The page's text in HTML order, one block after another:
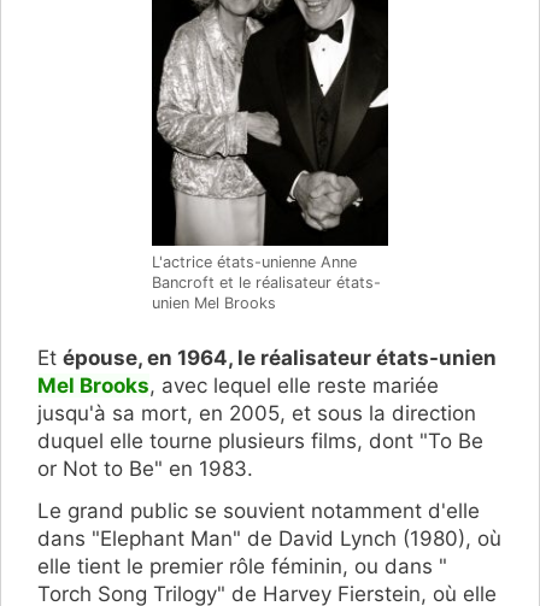
L'actrice états-unienne Anne
Bancroft et le réalisateur états-
unien Mel Brooks
Et épouse, en 1964, le réalisateur états-unien
Mel Brooks, avec lequel elle reste mariée
jusqu'à sa mort, en 2005, et sous la direction
duquel elle tourne plusieurs films, dont "To Be
or Not to Be" en 1983.
Le grand public se souvient notamment d'elle
dans "Elephant Man" de David Lynch (1980), où
elle tient le premier rôle féminin, ou dans "
Torch Song Trilogy" de Harvey Fierstein, où elle